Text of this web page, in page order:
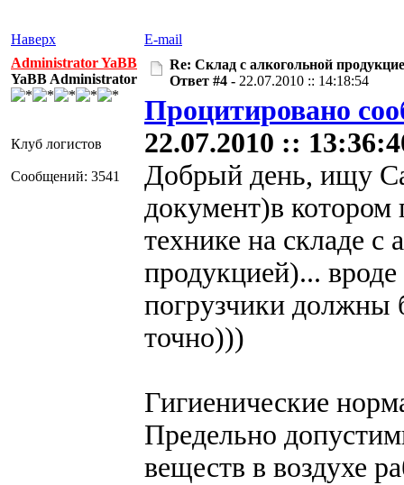
Наверх
E-mail
Administrator YaBB
YaBB Administrator
Клуб логистов
Сообщений: 3541
Re: Склад с алкогольной
Ответ #4 - 22.07.2010 :: 14:18:54
Процитировано
22.07.2010 ::
Добрый день, ищу
документ)в котором
технике на складе
продукцией)...
погрузчики должны
точно)))
Гигиенические
Предельно
веществ в воздухе